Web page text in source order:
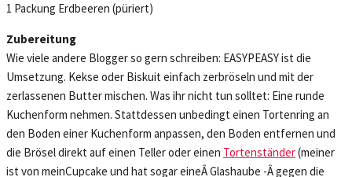
1 Packung Erdbeeren (püriert)
Zubereitung
Wie viele andere Blogger so gern schreiben: EASYPEASY ist die
Umsetzung. Kekse oder Biskuit einfach zerbröseln und mit der
zerlassenen Butter mischen. Was ihr nicht tun solltet: Eine runde
Kuchenform nehmen. Stattdessen unbedingt einen Tortenring an
den Boden einer Kuchenform anpassen, den Boden entfernen und
die Brösel direkt auf einen Teller oder einen Tortenständer(meiner
ist von meinCupcake und hat sogar eineÂ Glashaube -Â gegen die